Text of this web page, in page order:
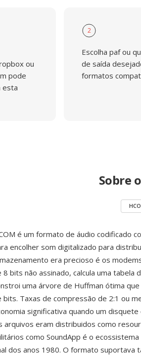
ou
pode
esta
2
Escolha paf ou
de saída
formatos
Sobre
é um formato de áudio codificado
encolher som digitalizado para
era precioso é os
8 bits não assinado, calcula uma
uma árvore de Huffman ótima
bits. Taxas de compressão de 2:1 ou
significativa quando um
arquivos eram distribuidos como
como SoundApp é o
dos anos 1980. O formato suportava